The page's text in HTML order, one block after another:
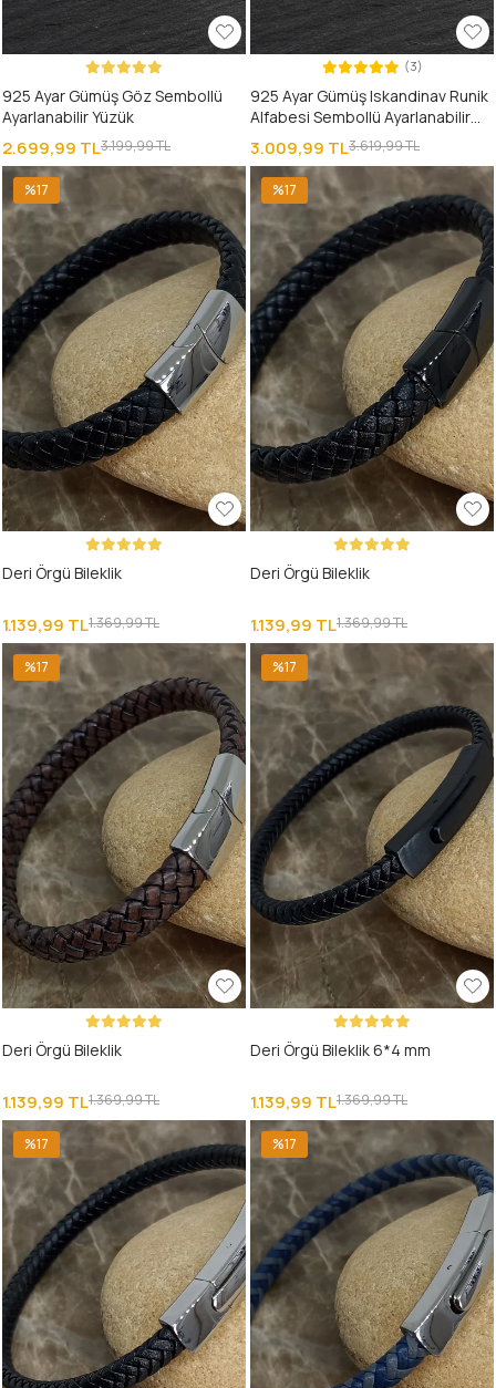
925 Ayar Gümüş Göz Sembollü
Ayarlanabilir Yüzük
2.699,99 TL3.199,99 TL
(3)
925 Ayar Gümüş Iskandinav Runik
Alfabesi Sembollü Ayarlanabilir
Viking Yüzük
3.009,99 TL3.619,99 TL
%17
Deri Örgü Bileklik
1.139,99 TL1.369,99 TL
%17
Deri Örgü Bileklik
1.139,99 TL1.369,99 TL
%17
Deri Örgü Bileklik
1.139,99 TL1.369,99 TL
%17
Deri Örgü Bileklik 6*4 mm
1.139,99 TL1.369,99 TL
%17 %17